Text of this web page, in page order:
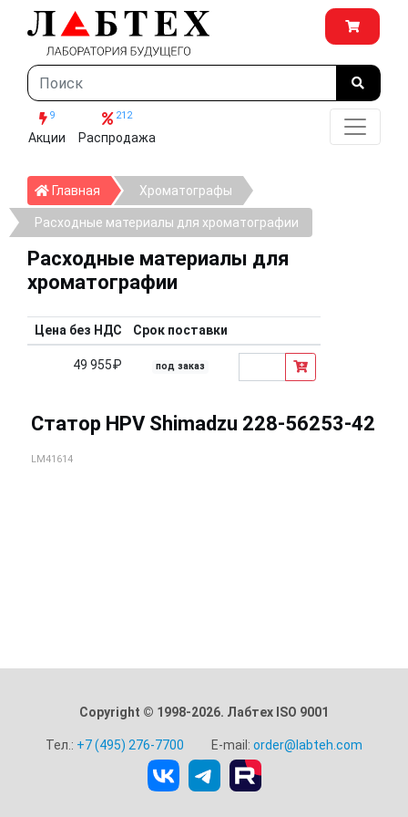
9
Акции
212
Распродажа
Главная ГлавнаяХроматографы
Расходные материалы для хроматографии
Расходные материалы для
хроматографии
Цена без НДС Срок поставки
49 955₽ под заказ
Статор HPV Shimadzu 228-56253-42
LM41614
Copyright © 1998-2026. Лабтех ISO 9001
Тел.: +7 (495) 276-7700 E-mail: order@labteh.com